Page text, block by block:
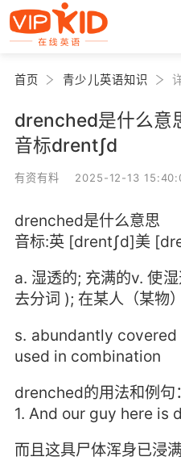
首页 青少儿英语知识
drenched是什么意
音标drentʃd
有资有料 2025-12-13
drenched是什么意思
音标:英 [drentʃd]美
a. 湿透的; 充满的v. 使
去分词 ); 在某人（某物
s. abundantly
used in combination
drenched的用法和例句：
1. And our guy here is
而且这具尸体浑身已浸